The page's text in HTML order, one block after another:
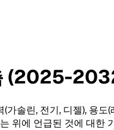
(2025-
솔린, 전기, 디젤), 용
위에 언급된 것에 대한